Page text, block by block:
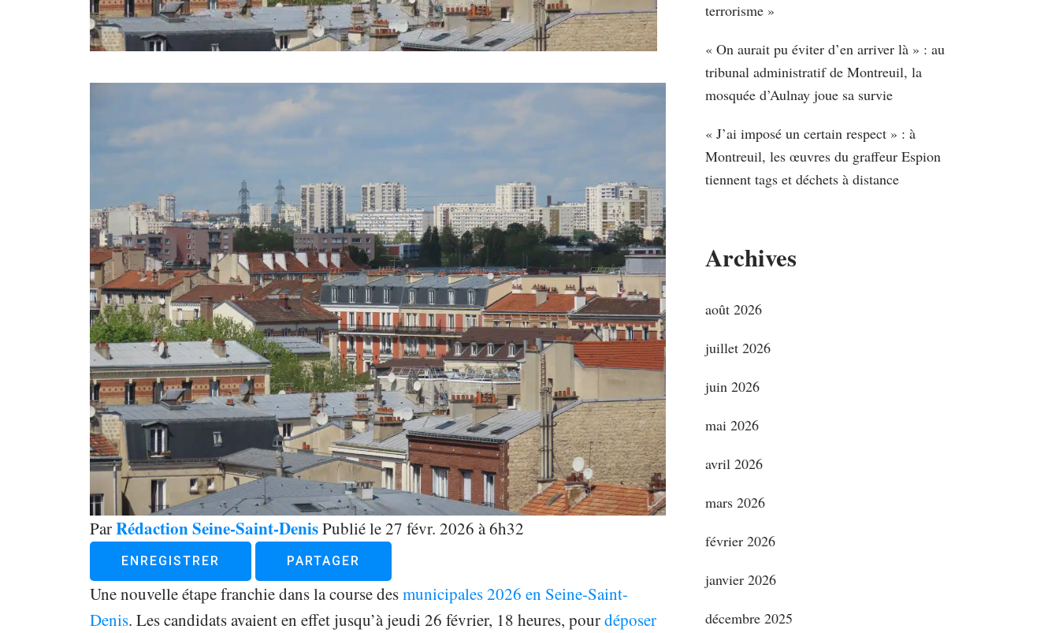
ParRédaction Seine-Saint-DenisPublié le27 févr. 2026 à 6h32
ENREGISTRER PARTAGER
Une nouvelle étape franchie dans la course desmunicipales 2026 en Seine-Saint-
Denis. Les candidats avaient en effet jusqu’à jeudi 26 février, 18 heures, pourdéposer
terrorisme »
« On aurait pu éviter d’en arriver là » : au
tribunal administratif de Montreuil, la
mosquée d’Aulnay joue sa survie
« J’ai imposé un certain respect » : à
Montreuil, les œuvres du graffeur Espion
tiennent tags et déchets à distance
Archives
août 2026
juillet 2026
juin 2026
mai 2026
avril 2026
mars 2026
février 2026
janvier 2026
décembre 2025